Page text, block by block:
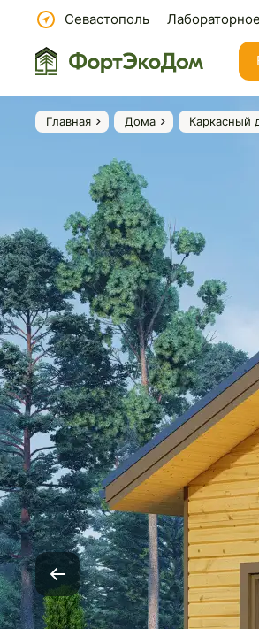
Севастополь
Главная Дома Каркасный